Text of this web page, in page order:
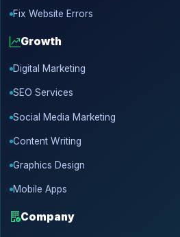
Fix Website Errors
Growth
Digital Marketing
SEO Services
Social Media Marketing
Content Writing
Graphics Design
Mobile Apps
Company